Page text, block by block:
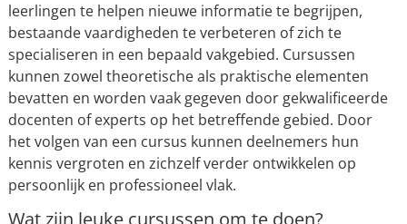
leerlingen te helpen nieuwe informatie te begrijpen,
bestaande vaardigheden te verbeteren of zich te
specialiseren in een bepaald vakgebied. Cursussen
kunnen zowel theoretische als praktische elementen
bevatten en worden vaak gegeven door gekwalificeerde
docenten of experts op het betreffende gebied. Door
het volgen van een cursus kunnen deelnemers hun
kennis vergroten en zichzelf verder ontwikkelen op
persoonlijk en professioneel vlak.
Wat zijn leuke cursussen om te doen?